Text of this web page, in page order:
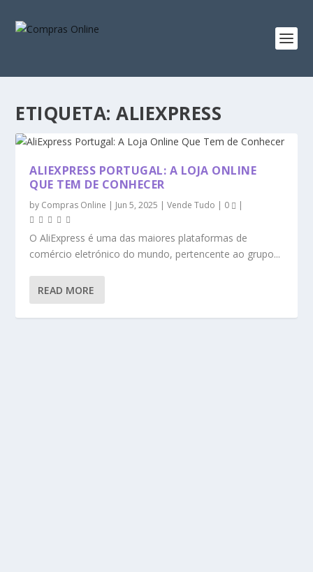
ETIQUETA:ALIEXPRESS
ALIEXPRESS PORTUGAL: A LOJA ONLINE
QUE TEM DE CONHECER
by Compras Online | Jun 5, 2025 |Vende Tudo | 0 |
O AliExpress é uma das maiores plataformas de
comércio eletrónico do mundo, pertencente ao grupo...
READ MORE